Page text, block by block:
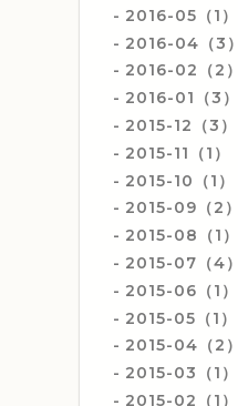
2016-05（1）
2016-04（3）
2016-02（2）
2016-01（3）
2015-12（3）
2015-11（1）
2015-10（1）
2015-09（2）
2015-08（1）
2015-07（4）
2015-06（1）
2015-05（1）
2015-04（2）
2015-03（1）
2015-02（1）